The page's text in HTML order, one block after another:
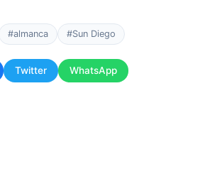
#almanca #Sun Diego
Twitter WhatsApp